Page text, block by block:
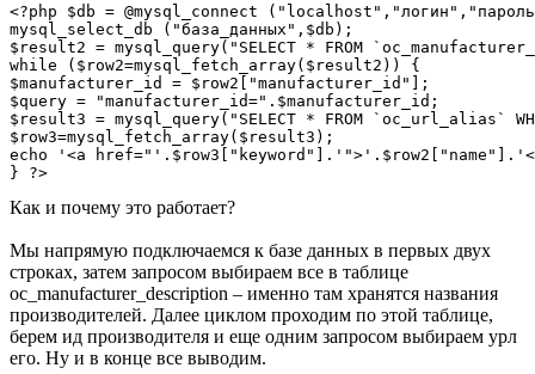
<?php $db = @mysql_connect
mysql_select_db ("база_данных",$db);
$result2 = mysql_query("SELECT * FROM
while ($row2=mysql_fetch_array($result2)) {
$manufacturer_id = $row2["manufacturer_id"];
$query = "manufacturer_id=".$manufacturer_id;
$result3 = mysql_query("SELECT * FROM
$row3=mysql_fetch_array($result3);
echo '<a
Как и почему это работает?
Мы напрямую подключаемся к базе данных в первых двух
строках, затем запросом выбираем все в таблице
oc_manufacturer_description – именно там хранятся названия
производителей. Далее циклом проходим по этой таблице,
берем ид производителя и еще одним запросом выбираем урл
его. Ну и в конце все выводим.